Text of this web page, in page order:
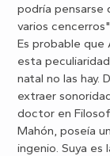
podría pensarse
varios
Es probable que
esta
natal no las hay.
extraer
doctor en
Mahón, poseía
ingenio. Suya es